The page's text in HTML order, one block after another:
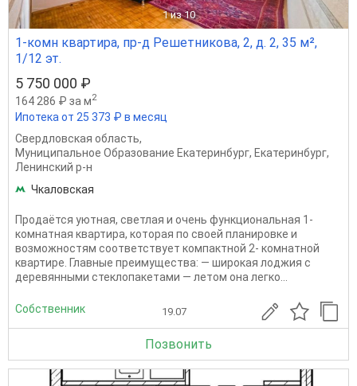
1 из 10
1-комн квартира, пр-д Решетникова, 2, д. 2, 35 м²,
1/12 эт.
5 750 000 ₽
164 286 ₽ за м2
Ипотека от 25 373 ₽ в месяц
Свердловская область,
Муниципальное Образование Екатеринбург, Екатеринбург,
Ленинский р-н
Чкаловская
Продаётся уютная, светлая и очень функциональная 1-
комнатная квартира, которая по своей планировке и
возможностям соответствует компактной 2- комнатной
квартире. Главные преимущества: — широкая лоджия с
деревянными стеклопакетами — летом она легко...
Собственник 19.07
Позвонить